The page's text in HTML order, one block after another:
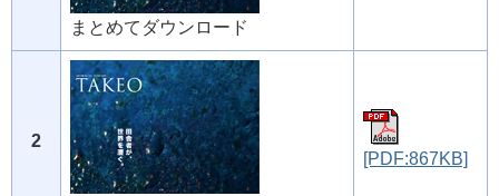
まとめてダウンロード
2
[PDF:867KB]